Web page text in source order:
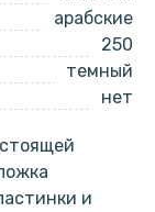
арабские
250
темный
нет
и